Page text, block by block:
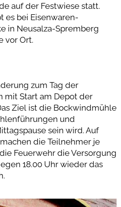
auf der Festwiese statt.
es bei Eisenwaren-
in Neusalza-Spremberg
vor Ort.
zum Tag der
mit Start am Depot der
Ziel ist die Bockwindmühle
und
sein wird. Auf
die Teilnehmer je
Feuerwehr die Versorgung
18.00 Uhr wieder das